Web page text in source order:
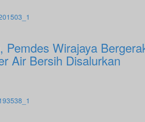
Pemdes Wirajaya
Air Bersih Disalurkan